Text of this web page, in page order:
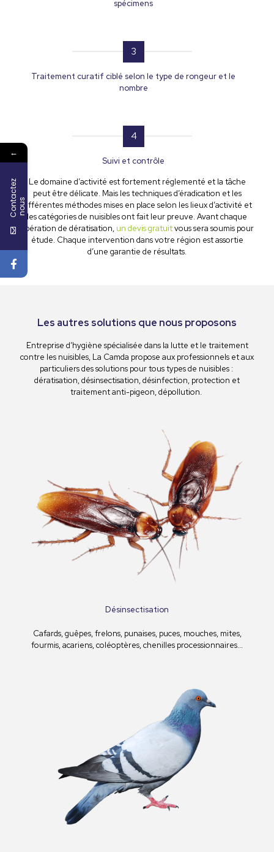
spécimens
3
Traitement curatif ciblé selon le type de rongeur et le
nombre
4
Suivi et contrôle
Le domaine d’activité est fortement réglementé et la tâche
peut être délicate. Mais les techniques d’éradication et les
différentes méthodes mises en place selon les lieux d’activité et
les catégories de nuisibles ont fait leur preuve. Avant chaque
opération de dératisation, un devis gratuitvous sera soumis pour
étude. Chaque intervention dans votre région est assortie
d’une garantie de résultats.
Les autres solutions que nous proposons
Entreprise d’hygiène spécialisée dans la lutte et le traitement
contre les nuisibles, La Camda propose aux professionnels et aux
particuliers des solutions pour tous types de nuisibles :
dératisation, désinsectisation, désinfection, protection et
traitement anti-pigeon, dépollution.
Désinsectisation
Cafards, guêpes, frelons, punaises, puces, mouches, mites,
fourmis, acariens, coléoptères, chenilles processionnaires...
←
C
o
n
t
a
c
t
e
z
n
o
u s